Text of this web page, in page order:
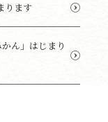
ります
ん」はじまり